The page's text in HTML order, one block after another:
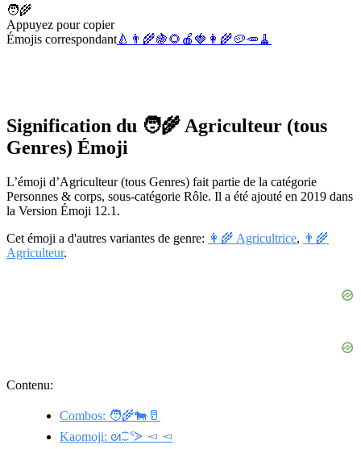
🧑‍🌾
Appuyez pour copier
Émojis correspondant🍐 👨‍🌾🍇🌻 🍎 🍓 👩‍🌾🥔🥕 🧹
Signification du 🧑‍🌾 Agriculteur (tous
Genres) Émoji
L’émoji d’Agriculteur (tous Genres) fait partie de la catégorie
Personnes & corps, sous-catégorie Rôle. Il a été ajouté en 2019 dans
la Version Émoji 12.1.
Cet émoji a d'autres variantes de genre: 👩‍🌾 Agricultrice, 👨‍🌾
Agriculteur.
Contenu:
Combos: 🧑‍🌾🐄🥛
Kaomoji: ᘛ⁐̤ᕐᐷ ◅ ◅